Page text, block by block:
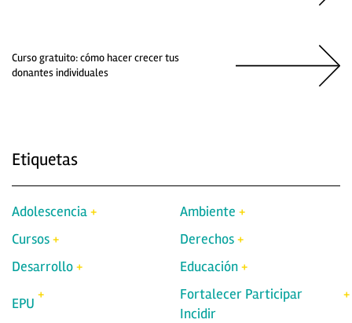
Curso gratuito: cómo hacer crecer tus
donantes individuales
Etiquetas
Adolescencia
Ambiente
Cursos
Derechos
Desarrollo
Educación
EPU
Fortalecer Participar
Incidir